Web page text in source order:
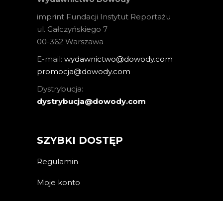
imprint Fundacji Instytut Reportażu
ul. Gałczyńskiego 7
00-362 Warszawa
E-mail: wydawnictwo@dowody.com
promocja@dowody.com
Dystrybucja:
dystrybucja@dowody.com
SZYBKI DOSTĘP
Regulamin
Moje konto